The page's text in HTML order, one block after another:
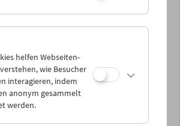
helfen Webseiten-
wie Besucher
interagieren, indem
anonym gesammelt
werden.